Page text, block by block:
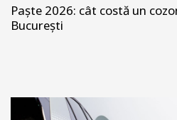
Paște 2026: cât costă un
București